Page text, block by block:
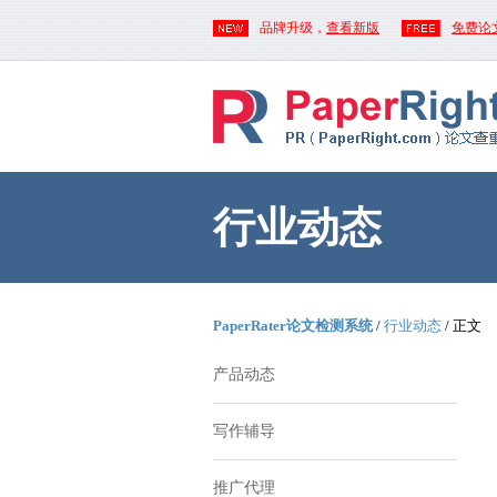
品牌升级， 查看新版 免费论
行业动态
PaperRater论文检测系统/ 行业动态 / 正文
产品动态
写作辅导
推广代理